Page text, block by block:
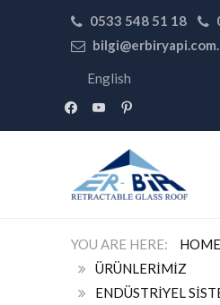
0533 548 51 18
English
facebookyoutubepinterest
HOME
ÜRÜNLERIMIZ
ENDÜSTRIYEL